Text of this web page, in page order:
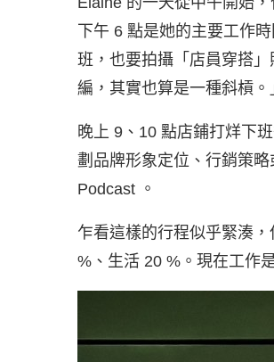
下午 6 點是她的主要工作
班，也要拍攝「店員穿搭
編，其實也算是一種斜槓。
晚上 9、10 點店鋪打烊下
劃品牌形象定位、行銷策
Podcast 。
乍看這樣的行程似乎緊湊
%、生活 20 %。現在工作